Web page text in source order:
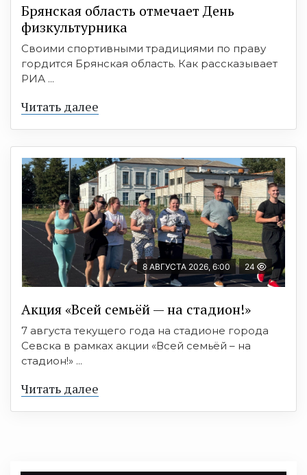
Брянская область отмечает День
физкультурника
Своими спортивными традициями по праву
гордится Брянская область. Как рассказывает
РИА ...
Читать далее
8 АВГУСТА 2026, 6:00 24
Акция «Всей семьёй — на стадион!»
7 августа текущего года на стадионе города
Севска в рамках акции «Всей семьёй – на
стадион!» ...
Читать далее